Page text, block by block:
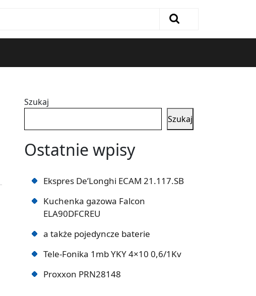
Szukaj
Szukaj
Ostatnie wpisy
Ekspres De’Longhi ECAM 21.117.SB
Kuchenka gazowa Falcon
ELA90DFCREU
a także pojedyncze baterie
Tele-Fonika 1mb YKY 4×10 0,6/1Kv
Proxxon PRN28148